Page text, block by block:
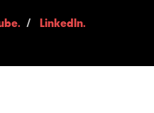
/LinkedIn.